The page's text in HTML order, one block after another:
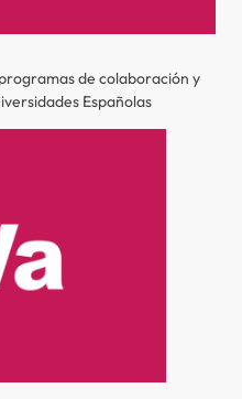
de colaboración y
Españolas